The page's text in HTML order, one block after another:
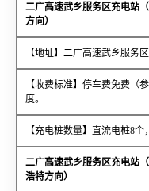
二广高速武乡服务区充电站
方向）
【地址】二广高速武乡服务
【收费标准】停车费免费（
度。
【充电桩数量】直流电桩8个
二广高速武乡服务区充电站
浩特方向）